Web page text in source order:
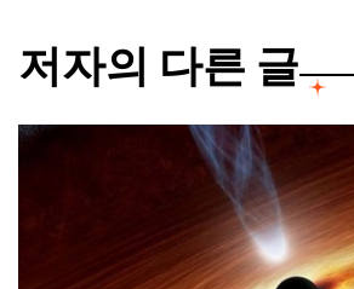
저자의 다른 글